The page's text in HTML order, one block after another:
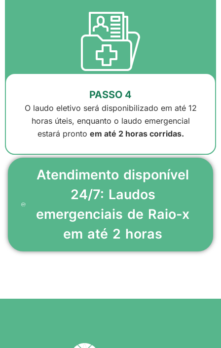
PASSO 4
O laudo eletivo será disponibilizado em até 12
horas úteis, enquanto o laudo emergencial
estará pronto em até 2 horas corridas.
Atendimento disponível
24/7: Laudos
emergenciais de Raio-x
em até 2 horas